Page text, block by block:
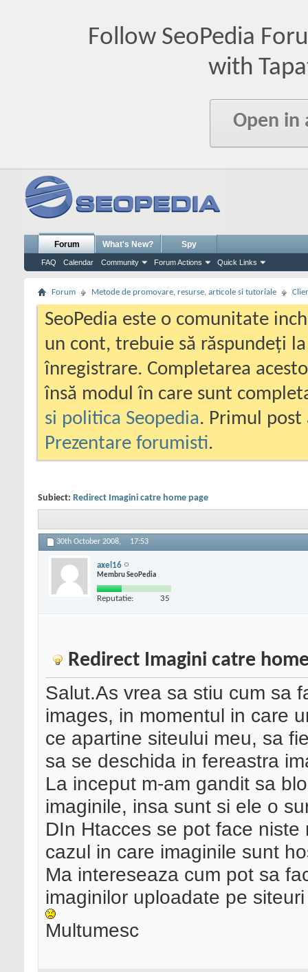
Follow SeoPedia
with
Open in
Forum
FAQ Calendar Community Forum Actions Quick Links
What's New? Spy
Forum Metode de promovare, resurse, articole si tutoriale
SeoPedia este o comunitate
un cont, trebuie să răspundeți
înregistrare. Completarea
însă modul în care sunt
si politica Seopedia. Primul
Prezentare forumisti.
Subiect: Redirect Imagini catre home page
30th October 2008, 17:53
axel16
Membru SeoPedia
Reputatie: 35
Redirect Imagini catre
Salut.As vrea sa stiu cum sa
images, in momentul in care
ce apartine siteului meu, sa
sa se deschida in fereastra
La inceput m-am gandit sa
imaginile, insa sunt si ele o
DIn Htacces se pot face
cazul in care imaginile sunt
Ma intereseaza cum pot sa
imaginilor uploadate pe
Multumesc